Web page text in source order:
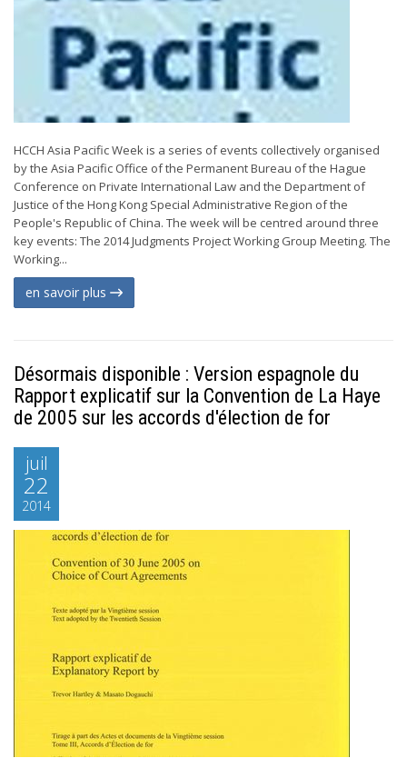
HCCH Asia Pacific Week is a series of events collectively organised
by the Asia Pacific Office of the Permanent Bureau of the Hague
Conference on Private International Law and the Department of
Justice of the Hong Kong Special Administrative Region of the
People's Republic of China. The week will be centred around three
key events: The 2014 Judgments Project Working Group Meeting. The
Working...
en savoir plus
Désormais disponible : Version espagnole du
Rapport explicatif sur la Convention de La Haye
de 2005 sur les accords d'élection de for
juil
22
2014